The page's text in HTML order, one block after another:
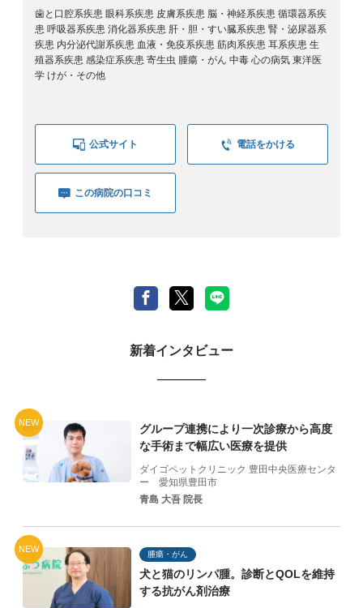
歯と口腔系疾患 眼科系疾患 皮膚系疾患 脳・神経系疾患 循環器系疾
患 呼吸器系疾患 消化器系疾患 肝・胆・すい臓系疾患 腎・泌尿器系
疾患 内分泌代謝系疾患 血液・免疫系疾患 筋肉系疾患 耳系疾患 生
殖器系疾患 感染症系疾患 寄生虫 腫瘍・がん 中毒 心の病気 東洋医
学 けが・その他
公式サイト 電話をかける
この病院の口コミ
新着インタビュー
NEW
グループ連携により一次診療から高度
な手術まで幅広い医療を提供
ダイゴペットクリニック 豊田中央医療センタ
ー 愛知県豊田市
青島 大吾 院長
NEW
腫瘍・がん
犬と猫のリンパ腫。診断とQOLを維持
する抗がん剤治療